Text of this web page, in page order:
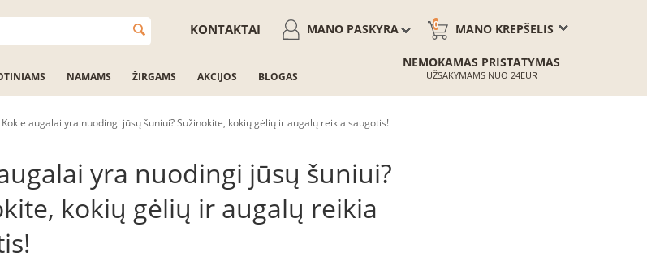
MANO KREPŠELIS
0
MANO PASKYRA
KONTAKTAI
NAMAMS ŽIRGAMS AKCIJOS BLOGAS
NEMOKAMAS PRISTATYMAS
UŽSAKYMAMS NUO 24EUR
Kokie augalai yra nuodingi jūsų šuniui? Sužinokite, kokių gėlių ir augalų reikia saugotis!
yra nuodingi jūsų šuniui?
kokių gėlių ir augalų reikia